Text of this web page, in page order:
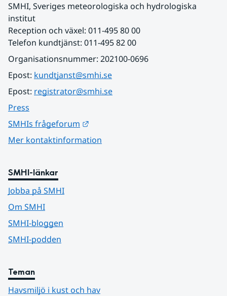
SMHI, Sveriges meteorologiska och hydrologiska
institut
Reception och växel: 011-495 80 00
Telefon kundtjänst: 011-495 82 00
Organisationsnummer: 202100-0696
Epost: kundtjanst@smhi.se
Epost: registrator@smhi.se
Press
SMHIs frågeforum
Mer kontaktinformation
SMHI-länkar
Jobba på SMHI
Om SMHI
SMHI-bloggen
SMHI-podden
Teman
Havsmiljö i kust och hav